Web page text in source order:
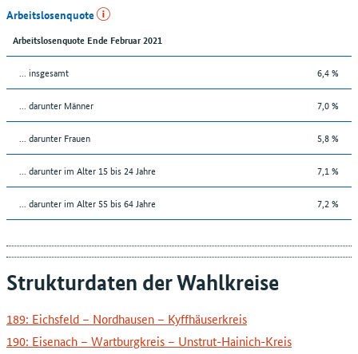
Arbeitslosenquote
Arbeitslosenquote Ende Februar 2021
... insgesamt 6,4 %
... darunter Männer 7,0 %
... darunter Frauen 5,8 %
... darunter im Alter 15 bis 24 Jahre 7,1 %
... darunter im Alter 55 bis 64 Jahre 7,2 %
Strukturdaten der Wahlkreise
189: Eichsfeld – Nordhausen – Kyffhäuserkreis
190: Eisenach – Wartburgkreis – Unstrut-Hainich-Kreis